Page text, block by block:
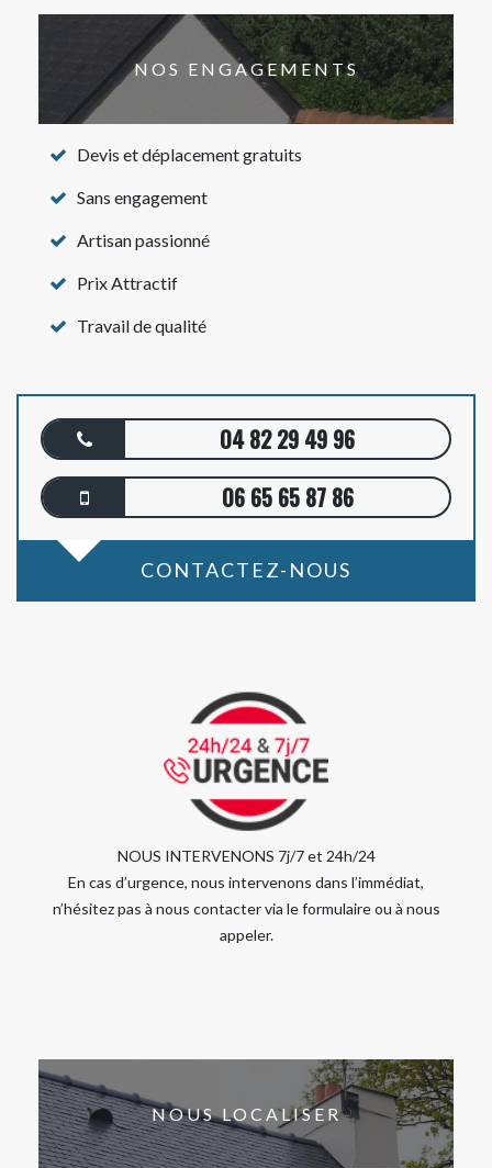
NOS ENGAGEMENTS
Devis et déplacement gratuits
Sans engagement
Artisan passionné
Prix Attractif
Travail de qualité
04 82 29 49 96
06 65 65 87 86
CONTACTEZ-NOUS
NOUS INTERVENONS 7j/7 et 24h/24
En cas d’urgence, nous intervenons dans l’immédiat,
n’hésitez pas à nous contacter via le formulaire ou à nous
appeler.
NOUS LOCALISER